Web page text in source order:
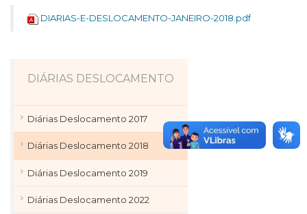
DIARIAS-E-DESLOCAMENTO-JANEIRO-2018.pdf
DIÁRIAS DESLOCAMENTO
Diárias Deslocamento 2017
Diárias Deslocamento 2018
Diárias Deslocamento 2019
Diárias Deslocamento 2022